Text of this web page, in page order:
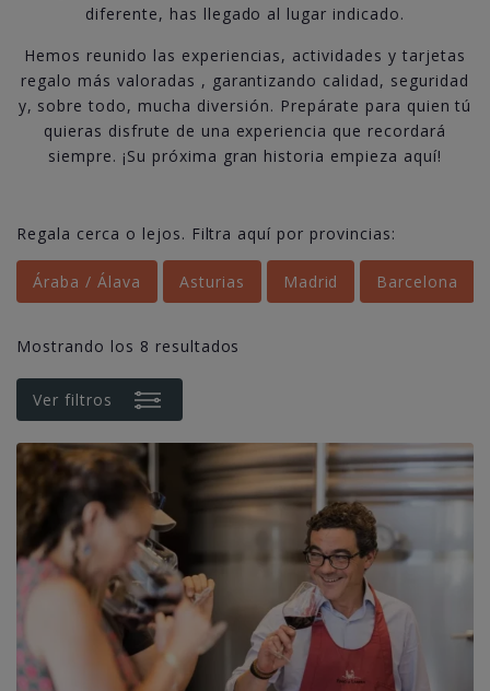
diferente, has llegado al lugar indicado.
Hemos reunido las experiencias, actividades y tarjetas
regalo más valoradas , garantizando calidad, seguridad
y, sobre todo, mucha diversión. Prepárate para quien tú
quieras disfrute de una experiencia que recordará
siempre. ¡Su próxima gran historia empieza aquí!
Regala cerca o lejos. Filtra aquí por provincias:
Áraba / Álava Asturias Madrid Barcelona
Mostrando los 8 resultados
Ver filtros